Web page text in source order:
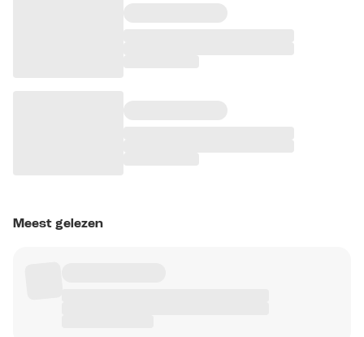
Meest gelezen